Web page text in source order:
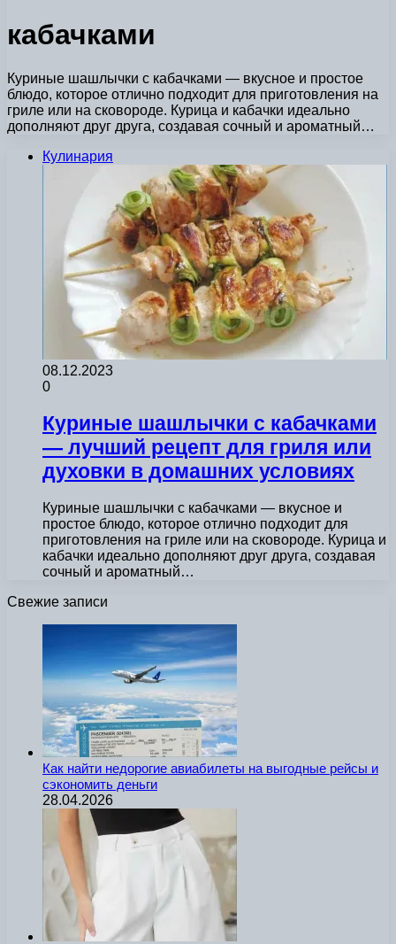
кабачками
Куриные шашлычки с кабачками — вкусное и простое
блюдо, которое отлично подходит для приготовления на
гриле или на сковороде. Курица и кабачки идеально
дополняют друг друга, создавая сочный и ароматный…
Кулинария
08.12.2023
0
Куриные шашлычки с кабачками
— лучший рецепт для гриля или
духовки в домашних условиях
Куриные шашлычки с кабачками — вкусное и
простое блюдо, которое отлично подходит для
приготовления на гриле или на сковороде. Курица и
кабачки идеально дополняют друг друга, создавая
сочный и ароматный…
Свежие записи
Как найти недорогие авиабилеты на выгодные рейсы и
сэкономить деньги
28.04.2026